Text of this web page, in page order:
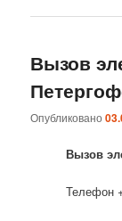
Вызов
Опубликовано
Вызов
Телефон